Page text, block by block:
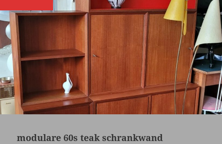
modulare 60s teak schrankwand